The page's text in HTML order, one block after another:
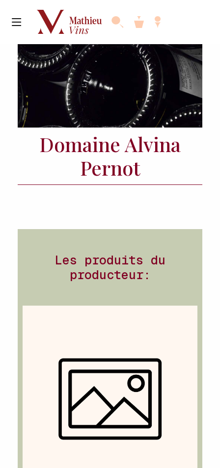
Domaine Alvina
Pernot
Les produits du
producteur: